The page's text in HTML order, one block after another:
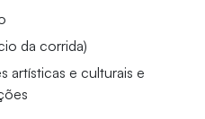
da corrida)
artísticas e culturais e